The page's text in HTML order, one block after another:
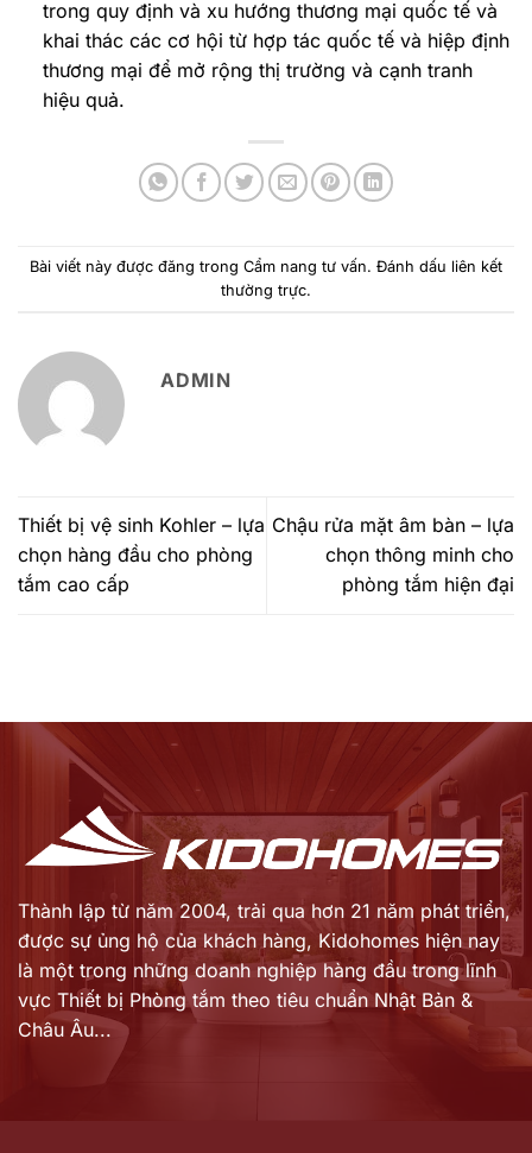
trong quy định và xu hướng thương mại quốc tế và
khai thác các cơ hội từ hợp tác quốc tế và hiệp định
thương mại để mở rộng thị trường và cạnh tranh
hiệu quả.
Bài viết này được đăng trong Cẩm nang tư vấn. Đánh dấu liên kết
thường trực.
ADMIN
Thiết bị vệ sinh Kohler – lựa
chọn hàng đầu cho phòng
tắm cao cấp
Chậu rửa mặt âm bàn – lựa
chọn thông minh cho
phòng tắm hiện đại
Thành lập từ năm 2004, trải qua hơn 21 năm phát triển,
được sự ủng hộ của khách hàng, Kidohomes hiện nay
là một trong những doanh nghiệp hàng đầu trong lĩnh
vực Thiết bị Phòng tắm theo tiêu chuẩn Nhật Bản &
Châu Âu...